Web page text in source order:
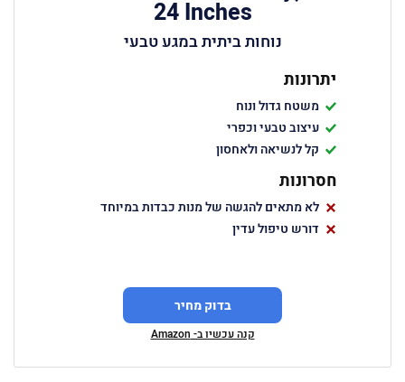
24 Inches
נוחות ביתית במגע טבעי
יתרונות
משטח גדול ונוח
עיצוב טבעי וכפרי
קל לנשיאה ולאחסון
חסרונות
לא מתאים להגשה של מנות כבדות במיוחד
דורש טיפול עדין
בדוק מחיר
קנה עכשיו ב- Amazon